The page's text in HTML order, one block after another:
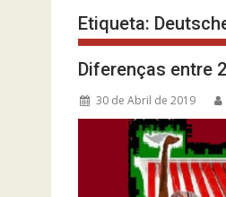
Etiqueta:
Diferenças entre
30 de Abril de 2019